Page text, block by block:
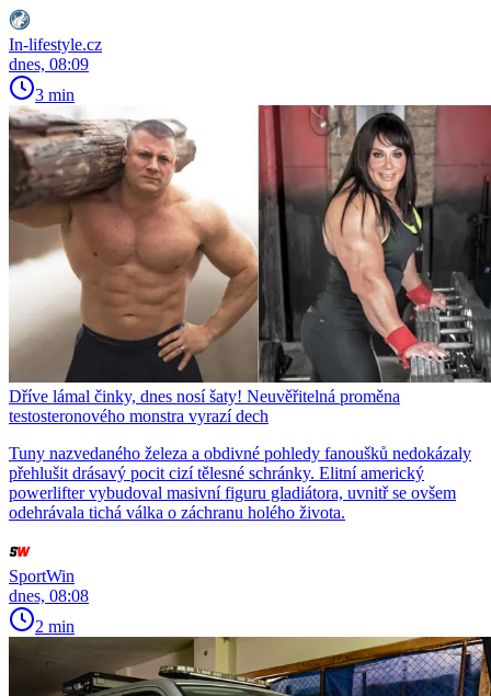
In-lifestyle.cz
dnes, 08:09
3 min
Dříve lámal činky, dnes nosí šaty! Neuvěřitelná proměna
testosteronového monstra vyrazí dech
Tuny nazvedaného železa a obdivné pohledy fanoušků nedokázaly
přehlušit drásavý pocit cizí tělesné schránky. Elitní americký
powerlifter vybudoval masivní figuru gladiátora, uvnitř se ovšem
odehrávala tichá válka o záchranu holého života.
SportWin
dnes, 08:08
2 min